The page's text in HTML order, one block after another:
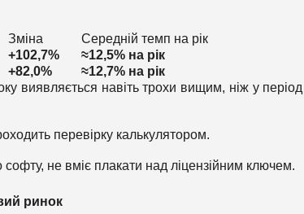
Зміна
Середній темп на рік
+102,7%
≈12,5% на рік
+82,0%
≈12,7% на рік
виявляється навіть трохи вищим, ніж у період
перевірку калькулятором.
софту, не вміє плакати над ліцензійним ключем.
ринок